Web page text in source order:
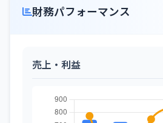
財務パフォーマンス
売上・利益